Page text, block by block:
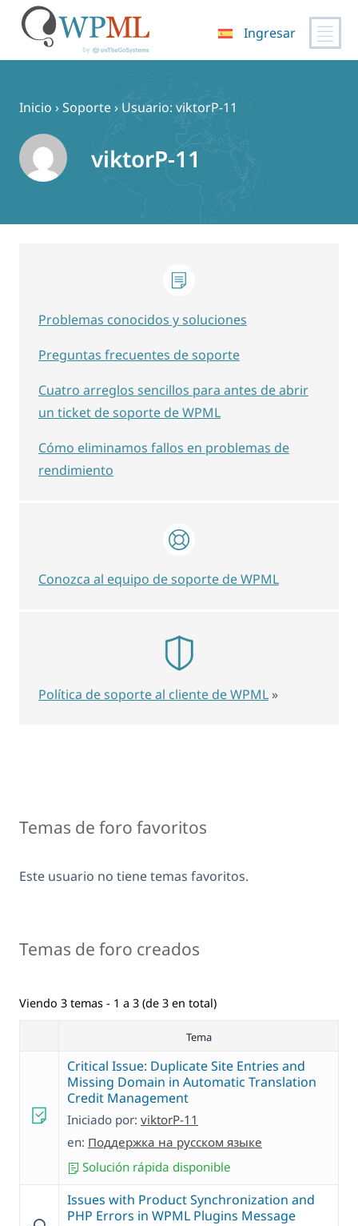
contenido
Ingresar
Inicio ›Soporte› Usuario: viktorP-11
viktorP-11
Temas de foro favoritos
Este usuario no tiene temas favoritos.
Temas de foro creados
Viendo 3 temas - 1 a 3 (de 3 en total)
Tema
Critical Issue: Duplicate Site Entries and
Missing Domain in Automatic Translation
Credit Management
Iniciado por: viktorP-11
en: Поддержка на русском языке
Solución rápida disponible
Issues with Product Synchronization and
PHP Errors in WPML Plugins Message
Problemas conocidos y soluciones
Preguntas frecuentes de soporte
Cuatro arreglos sencillos para antes de abrir
un ticket de soporte de WPML
Cómo eliminamos fallos en problemas de
rendimiento
Conozca al equipo de soporte de WPML
Política de soporte al cliente de WPML »